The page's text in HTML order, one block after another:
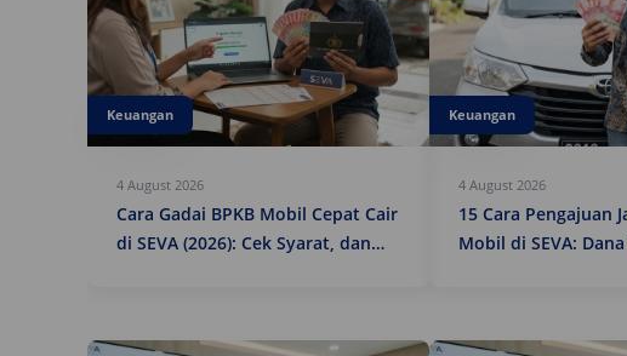
Keuangan
4 August 2026
Cara Gadai BPKB Mobil Cepat Cair
di SEVA (2026): Cek Syarat, dan
Keuangan
4 August 2026
15 Cara Pengajuan
Mobil di SEVA: